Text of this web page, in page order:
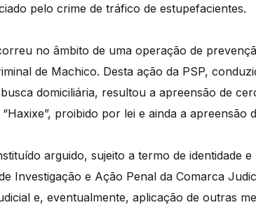
pelo crime de tráfico de estupefacientes.
no âmbito de uma operação de
de Machico. Desta ação da PSP,
domiciliária, resultou a apreensão de
proibido por lei e ainda a apreensão
arguido, sujeito a termo de identidade
Investigação e Ação Penal da Comarca
e, eventualmente, aplicação de outras